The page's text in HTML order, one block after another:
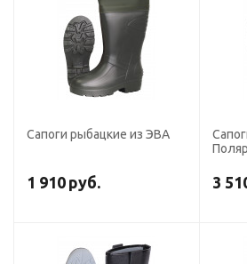
Сапоги рыбацкие из ЭВА
1 910 руб. 3